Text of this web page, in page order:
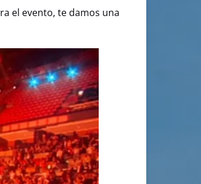
el evento, te damos una